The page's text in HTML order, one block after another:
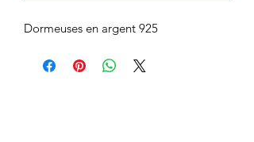
Dormeuses en argent 925